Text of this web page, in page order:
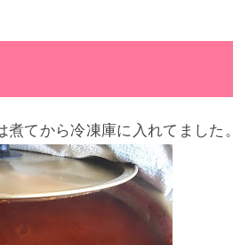
てから冷凍庫に入れてました。